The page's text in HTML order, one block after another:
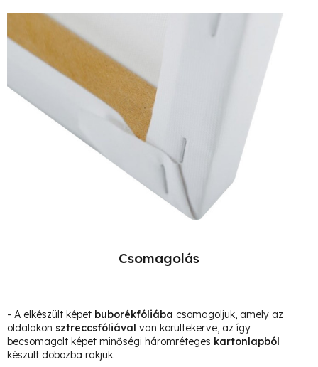
Csomagolás
- A elkészült képet buborékfóliába csomagoljuk, amely az
oldalakon sztreccsfóliával van körültekerve, az így
becsomagolt képet minőségi háromréteges kartonlapból
készült dobozba rakjuk.